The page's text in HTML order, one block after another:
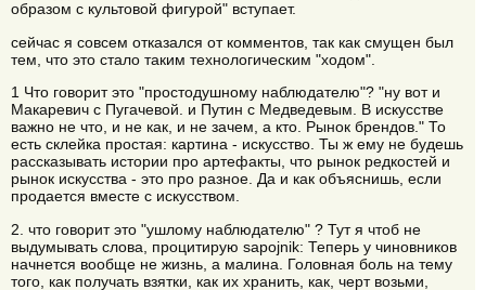
образом с культовой фигурой" вступает.
сейчас я совсем отказался от комментов, так как смущен был
тем, что это стало таким технологическим "ходом".
1 Что говорит это "простодушному наблюдателю"? "ну вот и
Макаревич с Пугачевой. и Путин с Медведевым. В искусстве
важно не что, и не как, и не зачем, а кто. Рынок брендов." То
есть склейка простая: картина - искусство. Ты ж ему не будешь
рассказывать истории про артефакты, что рынок редкостей и
рынок искусства - это про разное. Да и как объяснишь, если
продается вместе с искусством.
2. что говорит это "ушлому наблюдателю" ? Тут я чтоб не
выдумывать слова, процитирую sapojnik: Теперь у чиновников
начнется вообще не жизнь, а малина. Головная боль на тему
того, как получать взятки, как их хранить, как, черт возьми,